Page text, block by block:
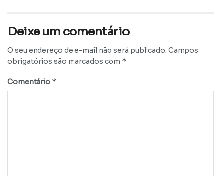
Deixe um comentário
O seu endereço de e-mail não será publicado. Campos
obrigatórios são marcados com *
Comentário *